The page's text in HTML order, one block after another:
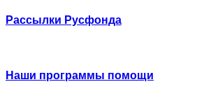
Рассылки Русфонда
Наши программы помощи